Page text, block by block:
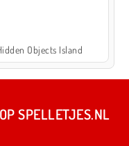
Objects Island
SPELLETJES.NL